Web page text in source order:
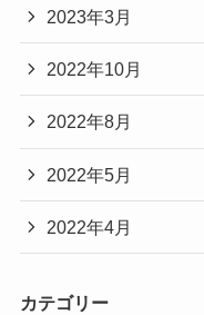
2023年3月
2022年10月
2022年8月
2022年5月
2022年4月
カテゴリー